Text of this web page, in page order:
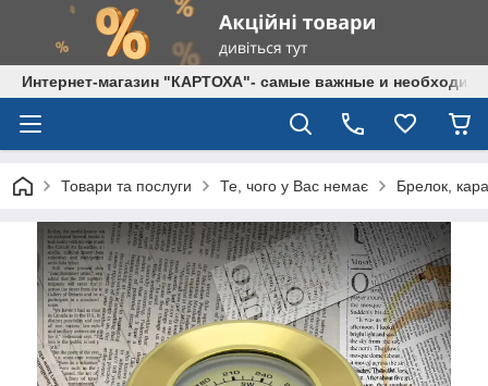
Интернет-магазин "КАРТОХА"- самые важные и
Товари та послуги Те, чого у Вас немає Брелок,